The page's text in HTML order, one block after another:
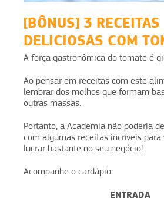
[BÔNUS] 3 RECEITAS
DELICIOSAS COM
A força gastronômica do tomate é
Ao pensar em receitas com este
lembrar dos molhos que formam
outras massas.
Portanto, a Academia não poderia
com algumas receitas incríveis para
lucrar bastante no seu negócio!
Acompanhe o cardápio:
ENTRADA